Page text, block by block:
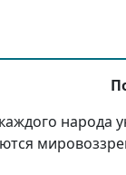
народа